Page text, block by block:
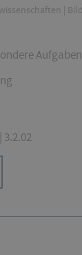
|
Aufgaben